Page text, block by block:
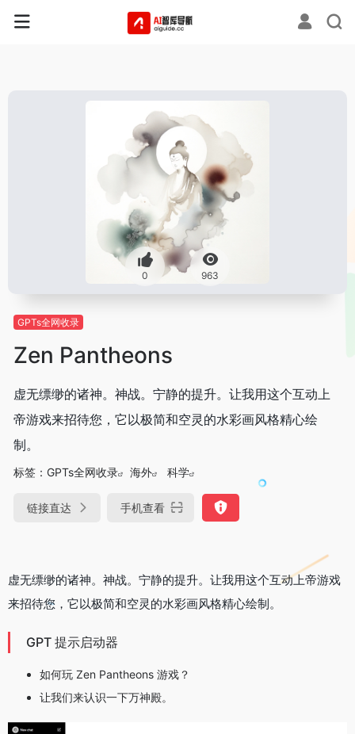
0 963
GPTs全网收录
Zen Pantheons
虚无缥缈的诸神。神战。宁静的提升。让我用这个互动上
帝游戏来招待您，它以极简和空灵的水彩画风格精心绘
制。
标签： GPTs全网收录 海外 科学
链接直达 手机查看
虚无缥缈的诸神。 神战。 宁静的提升。 让我用这个互动上帝游戏
来招待您，它以极简和空灵的水彩画风格精心绘制。
GPT 提示启动器
如何玩 Zen Pantheons 游戏？
让我们来认识一下万神殿。